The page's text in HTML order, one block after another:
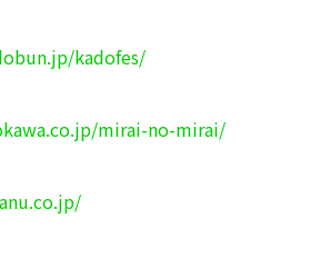
kadofes/
mirai-no-mirai/